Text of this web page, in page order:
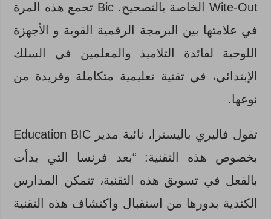
Wite-Out الخاصة بالتصحيح. Bic تجمع هذه المرة
في علامتها بين البرمجة الرقمية القوية و الأجهزة
اللوحية لفائدة التلاميذ والمعلمين في السلك
الإبتدائي، في تقنية تعليمية متكاملة وفريدة من
نوعها.
تقول فاليري باليسترا، نائبة مدير Education BIC
بخصوص هذه التقنية: “بعد فرنسا التي بدأت
بالفعل في تسويق هذه التقنية، تتمكن المدارس
الكندية بدورها من استقبال واكتشاف هذه التقنية